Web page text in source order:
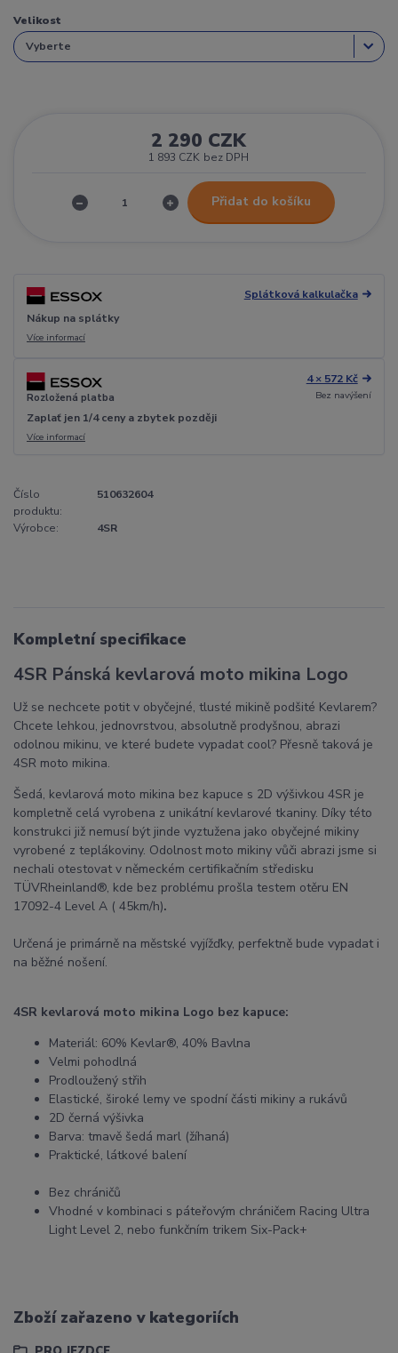
Velikost
2 290 CZK
1 893 CZK bez DPH
Přidat do košíku
Splátková kalkulačka
Nákup na splátky
Více informací
Rozložená platba
4 × 572 Kč
Bez navýšení
Zaplať jen 1/4 ceny a zbytek později
Více informací
Číslo
produktu:
510632604
Výrobce: 4SR
Kompletní specifikace
4SR Pánská kevlarová moto mikina Logo
Už se nechcete potit v obyčejné, tlusté mikině podšité Kevlarem?
Chcete lehkou, jednovrstvou, absolutně prodyšnou, abrazi
odolnou mikinu, ve které budete vypadat cool? Přesně taková je
4SR moto mikina.
Šedá, kevlarová moto mikina bez kapuce s 2D výšivkou 4SR je
kompletně celá vyrobena z unikátní kevlarové tkaniny. Díky této
konstrukci již nemusí být jinde vyztužena jako obyčejné mikiny
vyrobené z teplákoviny. Odolnost moto mikiny vůči abrazi jsme si
nechali otestovat v německém certifikačním středisku
TÜVRheinland®, kde bez problému prošla testem otěru EN
17092-4 Level A ( 45km/h).
Určená je primárně na městské vyjížďky, perfektně bude vypadat i
na běžné nošení.
4SR kevlarová moto mikina Logo bez kapuce:
Materiál: 60% Kevlar®, 40% Bavlna
Velmi pohodlná
Prodloužený střih
Elastické, široké lemy ve spodní části mikiny a rukávů
2D černá výšivka
Barva: tmavě šedá marl (žíhaná)
Praktické, látkové balení
Bez chráničů
Vhodné v kombinaci s páteřovým chráničem Racing Ultra
Light Level 2, nebo funkčním trikem Six-Pack+
Zboží zařazeno v kategoriích